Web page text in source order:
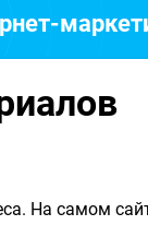
На самом